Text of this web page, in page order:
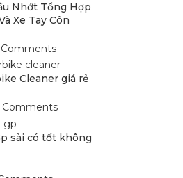
Nhớt Tổng Hợp
Xe Tay Côn
Cleaner giá rẻ
Comments
sài có tốt không